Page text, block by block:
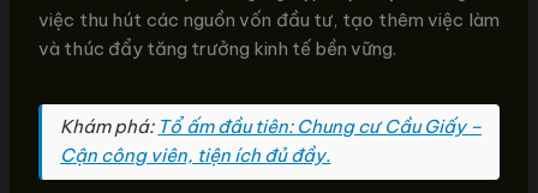
việc thu hút các nguồn vốn đầu tư, tạo thêm việc làm
và thúc đẩy tăng trưởng kinh tế bền vững.
Khám phá: Tổ ấm đầu tiên: Chung cư Cầu Giấy –
Cận công viên, tiện ích đủ đầy.